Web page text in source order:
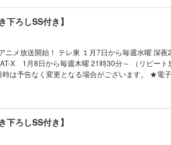
ち。 彼らが次に向かうのは湖上の国サルス。リゼ
。 だけど彼らはそんなことはお構いなし。 美食
ースぶりでサルスを歩き回る。 さらには旧友と
の新しい旅が始まる。 “ほのほの”平和な『休暇
ろしSS付き】
メ放送開始！ テレ東 １月7日から毎週水曜 深夜
告なく変更となる場合がございます。 ★電子書
命されることに。 ある時は魔法学院で非常事態
し、サルスを心ゆくまで楽しむ。 そしていよい
の旅は続く。 “ほのほの”平和な『休暇』シリー
ろしSS付き】